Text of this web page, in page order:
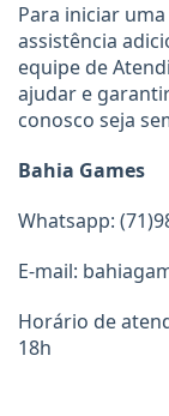
Para iniciar
assistência
equipe de
ajudar e
conosco seja
Bahia Games
Whatsapp:
E-mail:
Horário de
18h